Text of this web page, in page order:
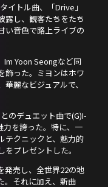
イトル曲、「Drive」
露し、観客たちをたち
い音色で路上ライブの
Im Yoon Seongなど同
飾った。ミヨンはホワ
麗なビジュアルで、
のデュエット曲で(G)I-
力を誇った。特に、一
テクニックと、魅力的
プレゼントした。
発売し、全世界22の地
。それに加え、新曲